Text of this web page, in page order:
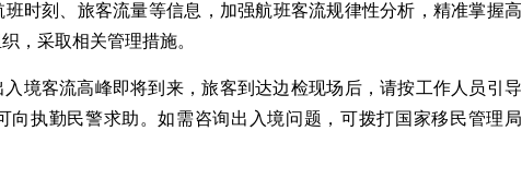
时刻、旅客流量等信息，加强航班客流规律性分析，精准掌握高
，采取相关管理措施。
境客流高峰即将到来，旅客到达边检现场后，请按工作人员引导
向执勤民警求助。如需咨询出入境问题，可拨打国家移民管理局